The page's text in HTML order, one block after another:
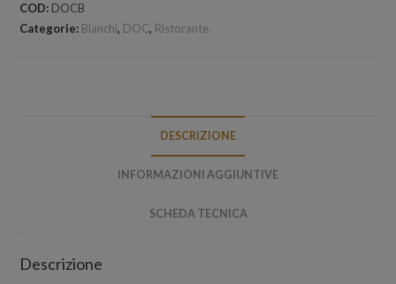
ml
COD: DOCB
Categorie: Bianchi, DOC, Ristorante
DESCRIZIONE
INFORMAZIONI AGGIUNTIVE
SCHEDA TECNICA
Descrizione